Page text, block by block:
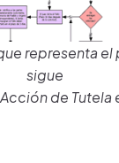
representa
sigue
de